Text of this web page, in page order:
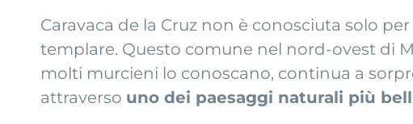
Caravaca de la Cruz non è conosciuta solo per
templare. Questo comune nel nord-ovest di
molti murcieni lo conoscano, continua a
attraverso uno dei paesaggi naturali più